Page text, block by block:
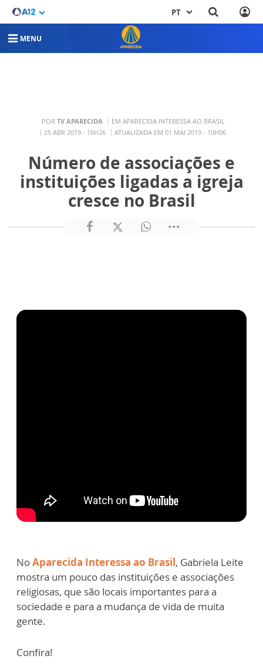
PT
MENU
POR TV APARECIDA
EM APARECIDA INTERESSA AO BRASIL
25 ABR 2019 - 16H26
ATUALIZADA EM 01 MAI 2019 - 10H06
Número de associações e
instituições ligadas a igreja
cresce no Brasil
NoAparecida Interessa ao Brasil, Gabriela Leite
mostra um pouco das instituições e associações
religiosas, que são locais importantes para a
sociedade e para a mudança de vida de muita
gente.
Confira!